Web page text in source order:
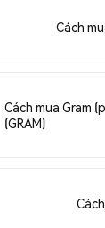
Cách
Cách mua Gram
(GRAM)